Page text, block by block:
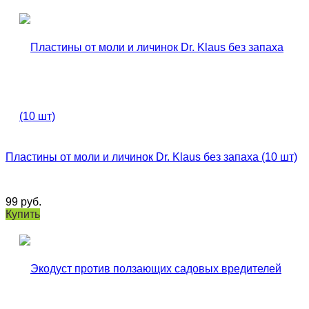
Пластины от моли и личинок Dr. Klaus без запаха (10 шт)
99 руб.
Купить